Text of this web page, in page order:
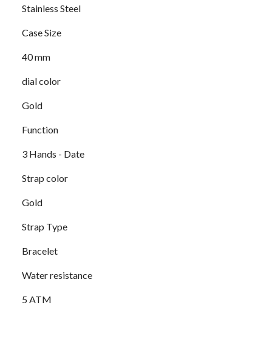
Stainless Steel
Case Size
40 mm
dial color
Gold
Function
3 Hands - Date
Strap color
Gold
Strap Type
Bracelet
Water resistance
5 ATM